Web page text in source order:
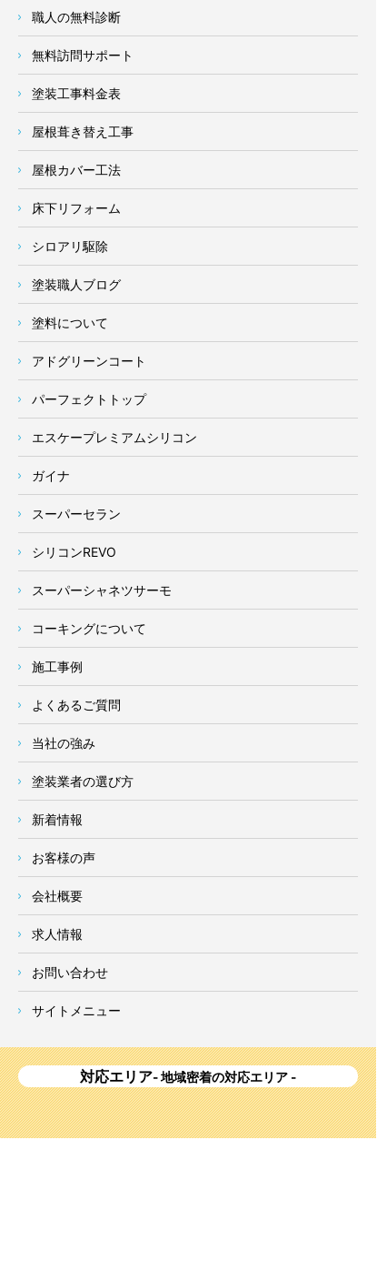
職人の無料診断
無料訪問サポート
塗装工事料金表
屋根葺き替え工事
屋根カバー工法
床下リフォーム
シロアリ駆除
塗装職人ブログ
塗料について
アドグリーンコート
パーフェクトトップ
エスケープレミアムシリコン
ガイナ
スーパーセラン
シリコンREVO
スーパーシャネツサーモ
コーキングについて
施工事例
よくあるご質問
当社の強み
塗装業者の選び方
新着情報
お客様の声
会社概要
求人情報
お問い合わせ
サイトメニュー
対応エリア- 地域密着の対応エリア -